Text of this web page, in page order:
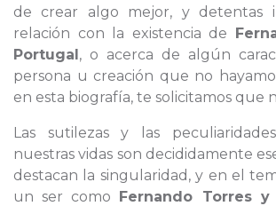
de crear algo mejor, y detentas
relación con la existencia de
Portugal, o acerca de algún
persona u creación que no
en esta biografía, te solicitamos que
Las sutilezas y las
nuestras vidas son decididamente
destacan la singularidad, y en el
un ser como Fernando Torres y